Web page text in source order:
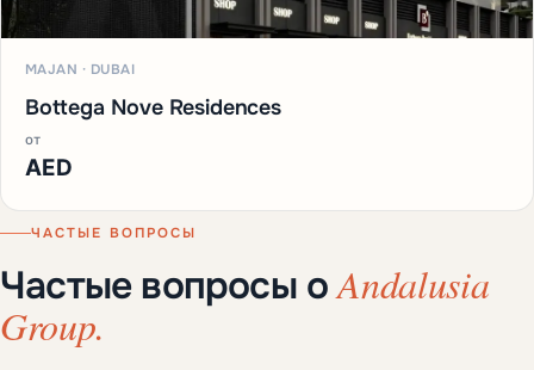
MAJAN · DUBAI
Bottega Nove Residences
от
AED
ЧАСТЫЕ ВОПРОСЫ
Частые вопросы оAndalusia
Group.